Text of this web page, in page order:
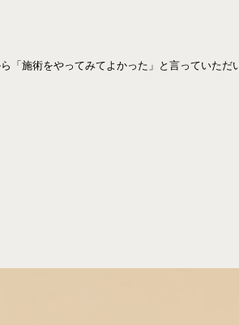
「施術をやってみてよかった」と言っていた